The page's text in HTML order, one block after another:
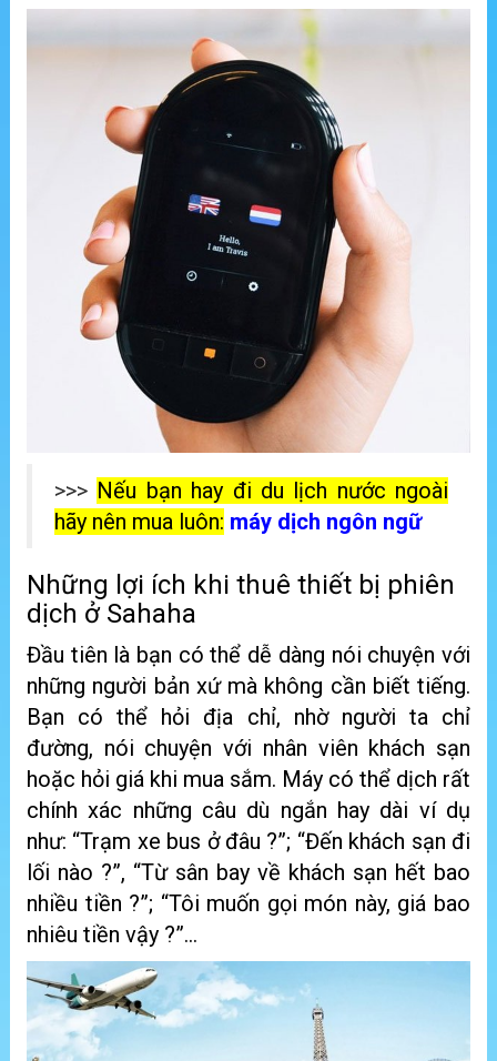
>>> Nếu bạn hay đi du lịch nước ngoài
hãy nên mua luôn: máy dịch ngôn ngữ
Những lợi ích khi thuê thiết bị phiên
dịch ở Sahaha
Đầu tiên là bạn có thể dễ dàng nói chuyện với
những người bản xứ mà không cần biết tiếng.
Bạn có thể hỏi địa chỉ, nhờ người ta chỉ
đường, nói chuyện với nhân viên khách sạn
hoặc hỏi giá khi mua sắm. Máy có thể dịch rất
chính xác những câu dù ngắn hay dài ví dụ
như: “Trạm xe bus ở đâu ?”; “Đến khách sạn đi
lối nào ?”, “Từ sân bay về khách sạn hết bao
nhiều tiền ?”; “Tôi muốn gọi món này, giá bao
nhiêu tiền vậy ?”…